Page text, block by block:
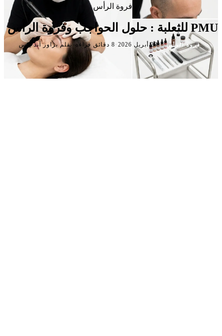
فروة الرأس
PMU للثعلبة : حلول الحواجب وفروة الرأس
فروة الرأس ·29 أبريل 2026 ·8 دقائق قراءة · بقلم براوز آند لِبس